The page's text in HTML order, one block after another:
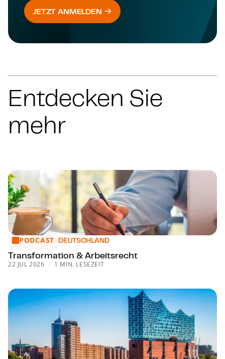
JETZT ANMELDEN
Entdecken Sie
mehr
Trans­for­ma­ti­on & Arbeitsrecht
PODCAST DEUTSCHLAND
Trans­for­ma­ti­on & Arbeitsrecht
22 JUL 2026 1 MIN. LESEZEIT